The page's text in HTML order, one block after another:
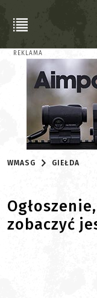
REKLAMA
WMASG GIEŁDA
zobaczyć